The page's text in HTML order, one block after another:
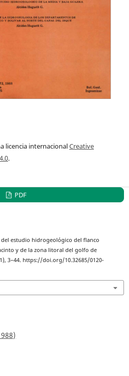
licencia internacionalCreative
.
PDF
del estudio hidrogeológico del flanco
y de la zona litoral del golfo de
3–44. https://doi.org/10.32685/0120-